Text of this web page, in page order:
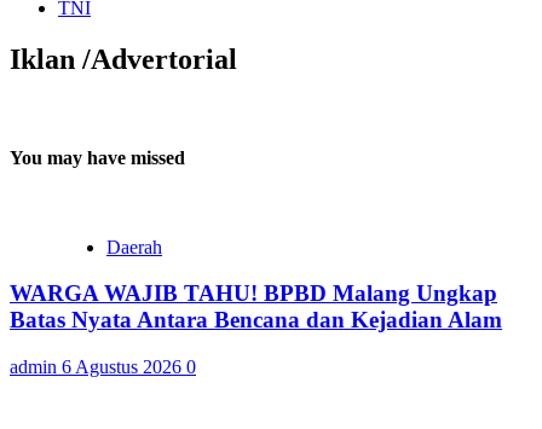
TNI
Iklan /Advertorial
You may have missed
Daerah
WARGA WAJIB TAHU! BPBD Malang Ungkap
Batas Nyata Antara Bencana dan Kejadian Alam
admin 6 Agustus 2026 0